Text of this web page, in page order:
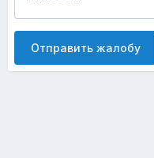
Отправить жалобу